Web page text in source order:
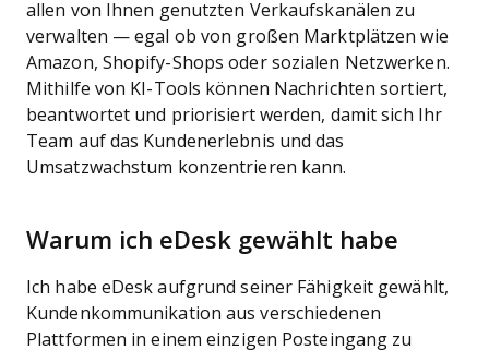
allen von Ihnen genutzten Verkaufskanälen zu
verwalten — egal ob von großen Marktplätzen wie
Amazon, Shopify-Shops oder sozialen Netzwerken.
Mithilfe von KI-Tools können Nachrichten sortiert,
beantwortet und priorisiert werden, damit sich Ihr
Team auf das Kundenerlebnis und das
Umsatzwachstum konzentrieren kann.
Warum ich eDesk gewählt habe
Ich habe eDesk aufgrund seiner Fähigkeit gewählt,
Kundenkommunikation aus verschiedenen
Plattformen in einem einzigen Posteingang zu